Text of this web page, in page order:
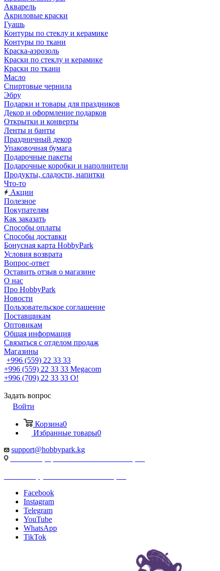
Акварель
Акриловые краски
Гуашь
Контуры по стеклу и керамике
Контуры по ткани
Краска-аэрозоль
Краски по стеклу и керамике
Краски по ткани
Масло
Спиртовые чернила
Эбру
Подарки и товары для праздников
Декор и оформление подарков
Открытки и конверты
Ленты и банты
Праздничный декор
Упаковочная бумага
Подарочные пакеты
Подарочные коробки и наполнители
Продукты, сладости, напитки
Что-то
Акции
Полезное
Покупателям
Как заказать
Способы оплаты
Способы доставки
Бонусная карта HobbyPark
Условия возврата
Вопрос-ответ
Оставить отзыв о магазине
О нас
Про HobbyPark
Новости
Пользовательское соглашение
Поставщикам
Оптовикам
Общая информация
Связаться с отделом продаж
Магазины
+996 (559) 22 33 33
+996 (559) 22 33 33 Megacom
+996 (709) 22 33 33 O!
Задать вопрос
Войти
Корзина0
Избранные товары0
support@hobbypark.kg
Facebook
Instagram
Telegram
YouTube
WhatsApp
TikTok